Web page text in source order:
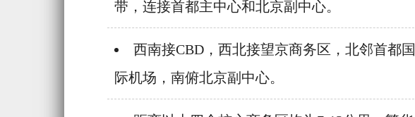
带，连接首都主中心和北京副中心。
西南接CBD，西北接望京商务区，北邻首都国
际机场，南俯北京副中心。